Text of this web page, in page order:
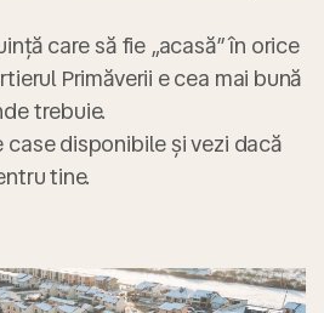
care să fie „acasă” în orice
Primăverii e cea mai bună
trebuie.
disponibile și vezi dacă
tine.